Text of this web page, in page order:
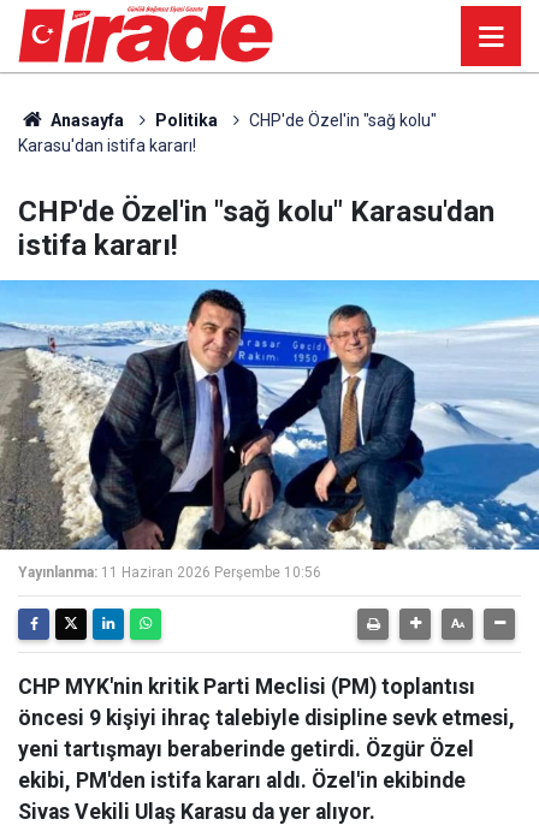
Anasayfa Politika
CHP'de Özel'in "sağ kolu"
Karasu'dan istifa kararı!
CHP'de Özel'in "sağ kolu" Karasu'dan
istifa kararı!
Yayınlanma: 11 Haziran 2026 Perşembe 10:56
CHP MYK'nin kritik Parti Meclisi (PM) toplantısı
öncesi 9 kişiyi ihraç talebiyle disipline sevk etmesi,
yeni tartışmayı beraberinde getirdi. Özgür Özel
ekibi, PM'den istifa kararı aldı. Özel'in ekibinde
Sivas Vekili Ulaş Karasu da yer alıyor.